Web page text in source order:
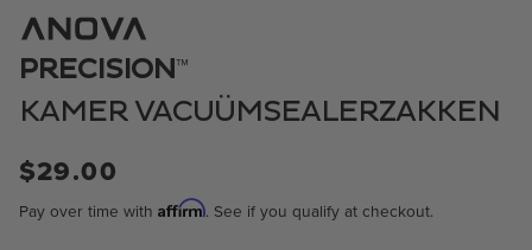
in
PRECISION™
KAMER VACUÜMSEALERZAKKEN
Normale
$29.00
Pay over time with Affirm. See if you qualify at checkout.